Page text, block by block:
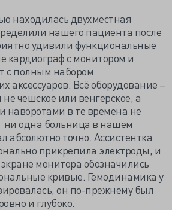
находилась двухместная
нашего пациента после
удивили функциональные
кардиограф с монитором и
с полным набором
аксессуаров. Всё оборудование –
чешское или венгерское, а
наворотами в те времена не
ни одна больница в нашем
абсолютно точно. Ассистентка
прикрепила электроды, и
монитора обозначились
кривые. Гемодинамика у
он по-прежнему был
и глубоко.